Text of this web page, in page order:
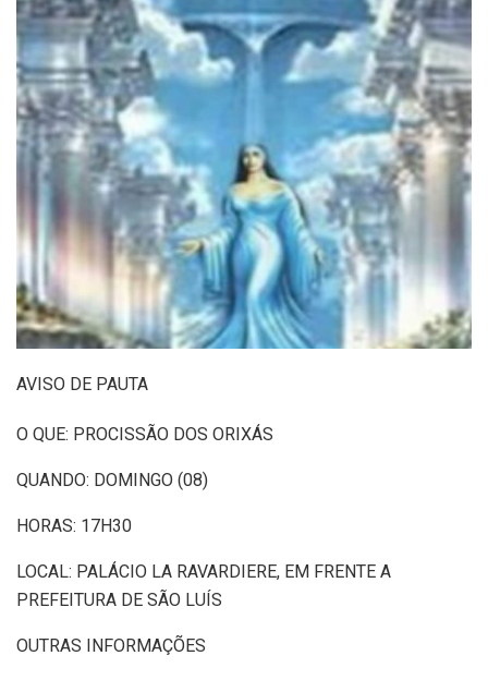
AVISO DE PAUTA
O QUE: PROCISSÃO DOS ORIXÁS
QUANDO: DOMINGO (08)
HORAS: 17H30
LOCAL: PALÁCIO LA RAVARDIERE, EM FRENTE A
PREFEITURA DE SÃO LUÍS
OUTRAS INFORMAÇÕES